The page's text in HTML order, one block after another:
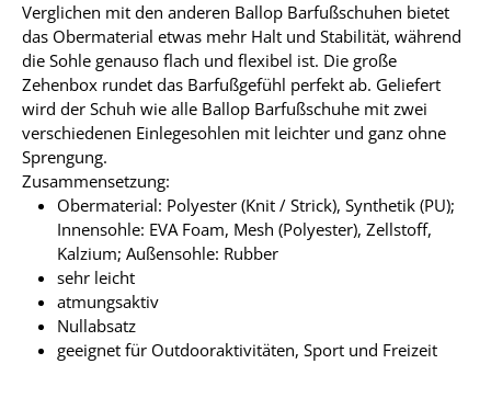
Verglichen mit den anderen Ballop Barfußschuhen bietet
das Obermaterial etwas mehr Halt und Stabilität, während
die Sohle genauso flach und flexibel ist. Die große
Zehenbox rundet das Barfußgefühl perfekt ab. Geliefert
wird der Schuh wie alle Ballop Barfußschuhe mit zwei
verschiedenen Einlegesohlen mit leichter und ganz ohne
Sprengung.
Zusammensetzung:
Obermaterial: Polyester (Knit / Strick), Synthetik (PU);
Innensohle: EVA Foam, Mesh (Polyester), Zellstoff,
Kalzium; Außensohle: Rubber
sehr leicht
atmungsaktiv
Nullabsatz
geeignet für Outdooraktivitäten, Sport und Freizeit